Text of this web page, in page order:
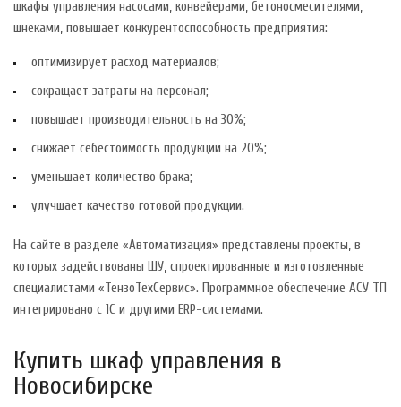
шкафы управления насосами, конвейерами, бетоносмесителями,
шнеками, повышает конкурентоспособность предприятия:
оптимизирует расход материалов;
сокращает затраты на персонал;
повышает производительность на 30%;
снижает себестоимость продукции на 20%;
уменьшает количество брака;
улучшает качество готовой продукции.
На сайте в разделе «Автоматизация» представлены проекты, в
которых задействованы ШУ, спроектированные и изготовленные
специалистами «ТензоТехСервис». Программное обеспечение АСУ ТП
интегрировано с 1С и другими ERP-системами.
Купить шкаф управления в
Новосибирске